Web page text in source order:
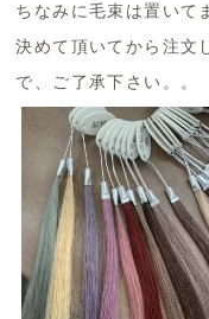
ちなみに毛束は置いて
決めて頂いてから注文
で、ご了承下さい。。